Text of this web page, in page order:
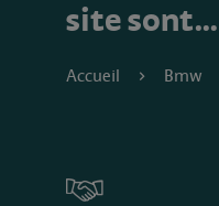
site sont…
Accueil Bmw